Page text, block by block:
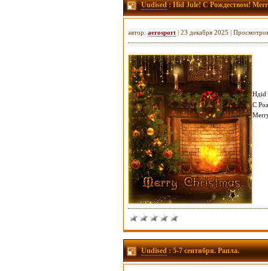
Uudised: Hid Jule! С Рождеством!
автор: aerosport | 23 декабря 2025 |
Hдid
С
Uudised: 5-7 сентября. Рапла.